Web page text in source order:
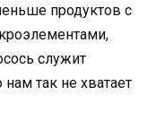
продуктов с
служит
так не хватает